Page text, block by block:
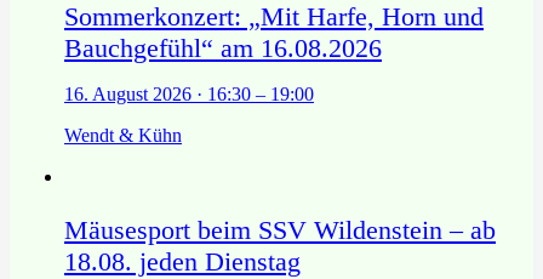
Sommerkonzert: „Mit Harfe, Horn und
Bauchgefühl“ am 16.08.2026
16. August 2026 · 16:30 – 19:00
Wendt & Kühn
Mäusesport beim SSV Wildenstein – ab
18.08. jeden Dienstag